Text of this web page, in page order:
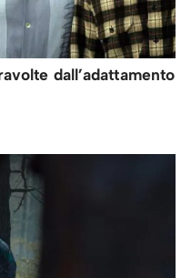
dall’adattamento